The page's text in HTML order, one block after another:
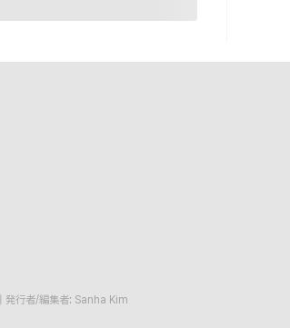
発行者/編集者: Sanha Kim